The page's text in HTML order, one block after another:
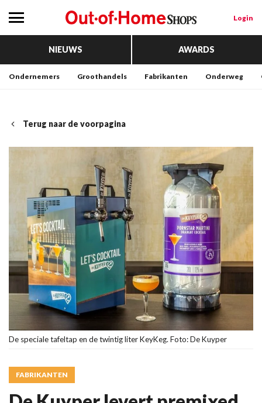
Login
NIEUWS AWARDS
Ondernemers Groothandels Fabrikanten Onderweg
Terug naar de voorpagina
De speciale tafeltap en de twintig liter KeyKeg. Foto: De Kuyper
FABRIKANTEN